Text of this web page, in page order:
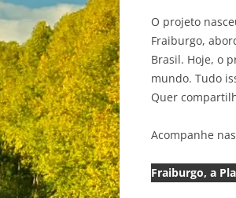
O projeto
Fraiburgo,
Brasil. Hoje, o
mundo. Tudo
Quer
Acompanhe
Fraiburgo, a